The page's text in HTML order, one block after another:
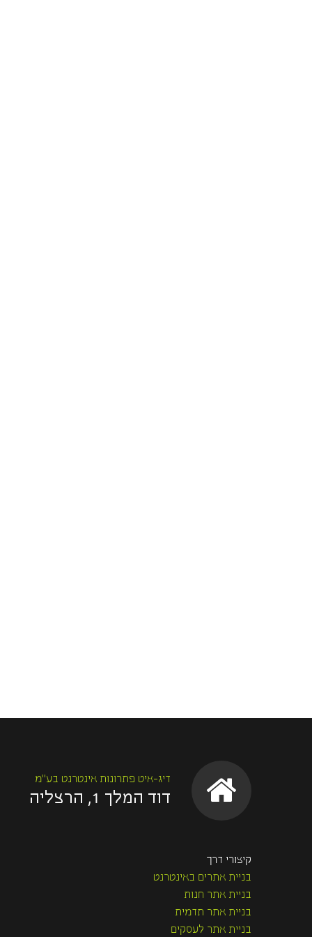
דיג-איט פתרונות אינטרנט בע"מ
דוד המלך 1, הרצליה
קיצורי דרך
בניית אתרים באינטרנט
בניית אתר חנות
בניית אתר תדמית
בניית אתר לעסקים